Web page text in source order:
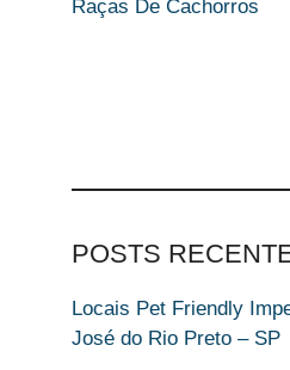
Raças De Cachorros
POSTS
Locais Pet Friendly
José do Rio Preto – SP